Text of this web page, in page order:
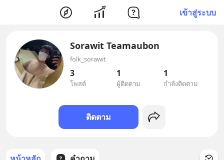
เข้าสู่ระบบ
Sorawit Teamaubon
folk_sorawit
3
โพสต์
1
ผู้ติดตาม
1
กำลังติดตาม
ติดตาม